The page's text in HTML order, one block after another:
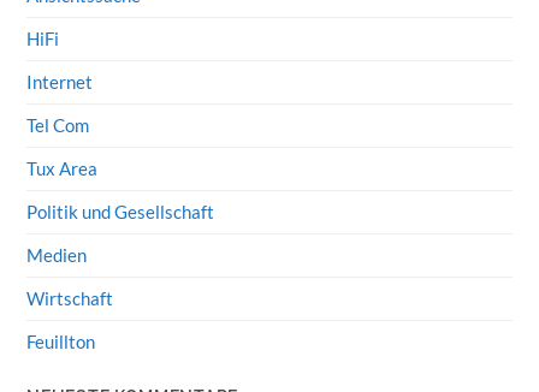
HiFi
Internet
Tel Com
Tux Area
Politik und Gesellschaft
Medien
Wirtschaft
Feuillton